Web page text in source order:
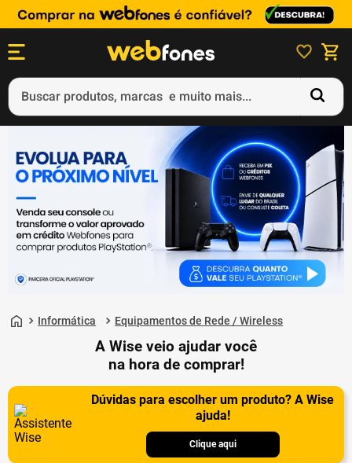
Buscar produtos, marcas e muito mais...
Informática Equipamentos de Rede / Wireless
A Wise veio ajudar você
na hora de comprar!
Dúvidas para escolher um produto? A Wise
ajuda!
Clique aqui
1º
ps5
3º
ps4
4º
smartphone
5